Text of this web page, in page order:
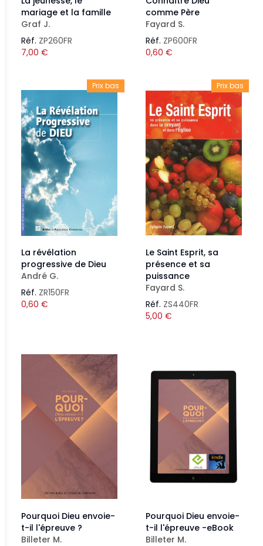
mariage et la famille
Graf J.
Réf. ZP260FR
7,00 €
comme Père
Fayard S.
Réf. ZP600FR
0,60 €
Prix bas
La révélation
progressive de Dieu
André G.
Réf. ZR150FR
0,60 €
Prix bas
Le Saint Esprit, sa
présence et sa
puissance
Fayard S.
Réf. ZS440FR
5,00 €
Pourquoi Dieu envoie-
t-il l'épreuve ?
Billeter M.
Pourquoi Dieu envoie-
t-il l'épreuve -eBook
Billeter M.